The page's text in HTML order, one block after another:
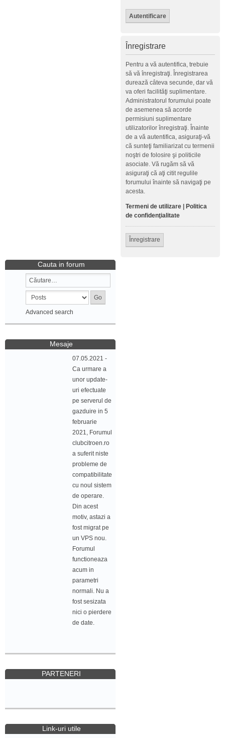
Înregistrare
Pentru a vă autentifica, trebuie
să vă înregistraţi. Înregistrarea
durează câteva secunde, dar vă
va oferi facilităţi suplimentare.
Administratorul forumului poate
de asemenea să acorde
permisiuni suplimentare
utilizatorilor înregistraţi. Înainte
de a vă autentifica, asiguraţi-vă
că sunteţi familiarizat cu termenii
noştri de folosire şi politicile
asociate. Vă rugăm să vă
asiguraţi că aţi citit regulile
forumului înainte să navigaţi pe
acesta.
Termeni de utilizare
Politica
de confidenţialitate
Înregistrare
Cauta in forum
Advanced search
Mesaje
07.05.2021 -
Ca urmare a
unor update-
uri efectuate
pe serverul de
gazduire in 5
februarie
2021, Forumul
clubcitroen.ro
a suferit niste
probleme de
compatibilitate
cu noul sistem
de operare.
Din acest
motiv, astazi a
fost migrat pe
un VPS nou.
Forumul
functioneaza
acum in
parametri
normali. Nu a
fost sesizata
nici o pierdere
de date.
PARTENERI
Link-uri utile